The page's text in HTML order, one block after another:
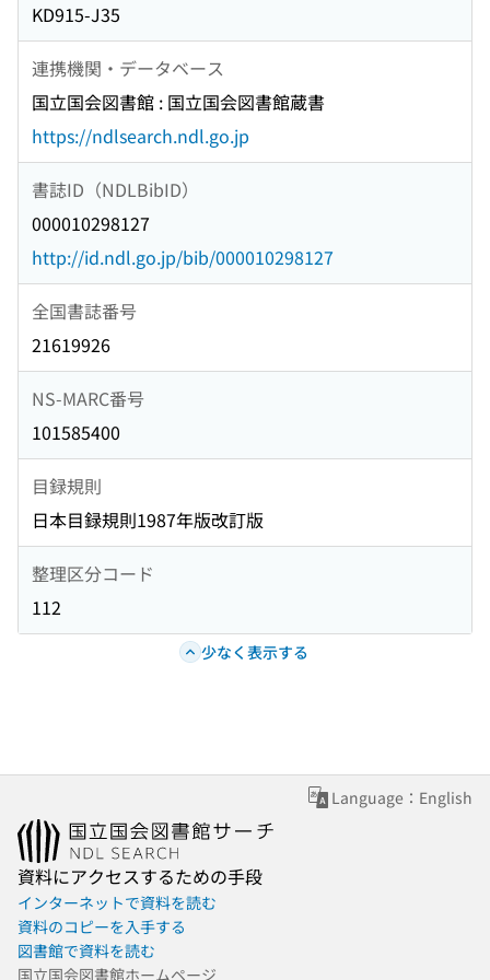
KD915-J35
連携機関・データベース
国立国会図書館 : 国立国会図書館蔵書
https://ndlsearch.ndl.go.jp
書誌ID（NDLBibID）
000010298127
http://id.ndl.go.jp/bib/000010298127
全国書誌番号
21619926
NS-MARC番号
101585400
目録規則
日本目録規則1987年版改訂版
整理区分コード
112
少なく表示する
Language：English
資料にアクセスするための手段
インターネットで資料を読む
資料のコピーを入手する
図書館で資料を読む
国立国会図書館ホームページ